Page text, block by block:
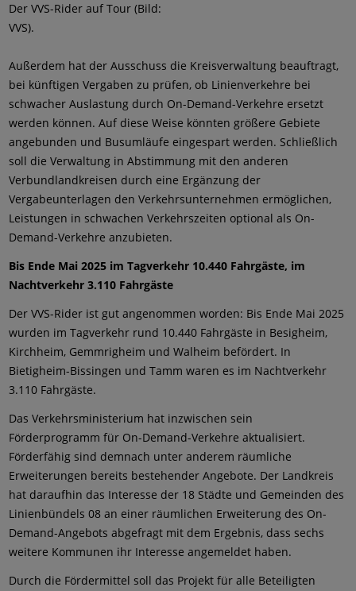
Der VVS-Rider auf Tour (Bild:
VVS).
Außerdem hat der Ausschuss die Kreisverwaltung beauftragt,
bei künftigen Vergaben zu prüfen, ob Linienverkehre bei
schwacher Auslastung durch On-Demand-Verkehre ersetzt
werden können. Auf diese Weise könnten größere Gebiete
angebunden und Busumläufe eingespart werden. Schließlich
soll die Verwaltung in Abstimmung mit den anderen
Verbundlandkreisen durch eine Ergänzung der
Vergabeunterlagen den Verkehrsunternehmen ermöglichen,
Leistungen in schwachen Verkehrszeiten optional als On-
Demand-Verkehre anzubieten.
Bis Ende Mai 2025 im Tagverkehr 10.440 Fahrgäste, im
Nachtverkehr 3.110 Fahrgäste
Der VVS-Rider ist gut angenommen worden: Bis Ende Mai 2025
wurden im Tagverkehr rund 10.440 Fahrgäste in Besigheim,
Kirchheim, Gemmrigheim und Walheim befördert. In
Bietigheim-Bissingen und Tamm waren es im Nachtverkehr
3.110 Fahrgäste.
Das Verkehrsministerium hat inzwischen sein
Förderprogramm für On-Demand-Verkehre aktualisiert.
Förderfähig sind demnach unter anderem räumliche
Erweiterungen bereits bestehender Angebote. Der Landkreis
hat daraufhin das Interesse der 18 Städte und Gemeinden des
Linienbündels 08 an einer räumlichen Erweiterung des On-
Demand-Angebots abgefragt mit dem Ergebnis, dass sechs
weitere Kommunen ihr Interesse angemeldet haben.
Durch die Fördermittel soll das Projekt für alle Beteiligten